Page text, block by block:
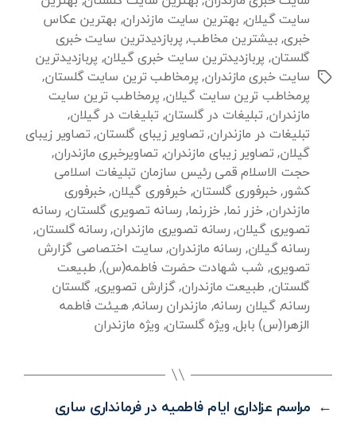
برچسب‌ها
سایت گیلان, بهترین سایت مازندران, بهترین عکاس
خبری, بیشترین مخاطب, پربازدیدترین سایت خبری
گلستان, پربازدیدترین سایت خبری گیلان, پربازدیدترین
سایت خبری مازندران, پرمخاطب ترین سایت گلستان,
پرمخاطب ترین سایت گیلان, پرمخاطب ترین سایت
مازندران, تبلیغات در گلستان, تبلیغات در گیلان,
تبلیغات در مازندران, تصاویر زیبای گلستان, تصاویر زیبای
گیلان, تصاویر زیبای مازندران, تصاویرخبری مازندران,
حجت الاسلام قمی رئیس سازمان تبلیغات اسلامی
کشور,خبرفوری گلستان,خبرفوری گیلان,خبرفوری
مازندران,خزر نما, خزرنما, رسانه تصویری گلستان, رسانه
تصویری گیلان, رسانه تصویری مازندران, رسانه گلستان,
رسانه گیلان, رسانه مازندران, سایت اختصاصی گزارش
تصویری, شب شهادت حضرت فاطمه(س), طبیعت
گلستان, طبیعت مازندران,گزارش تصویری, گلستان
رسانه,گیلان رسانه, مازندران رسانه,هیئت فاطمه
الزهرا(س) بابل, ویژه گلستان, ویژه مازندران
← مراسم عزاداری ایام فاطمیه در فرمانداری ساری